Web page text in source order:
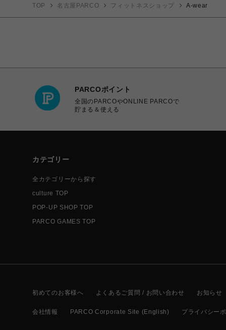
TOP 名古屋PARCO フィットネスショップ A-wear
PARCOポイント
全国のPARCOやONLINE PARCOで
貯まる＆使える
カテゴリー
全カテゴリーから探す
culture TOP
POP-UP SHOP TOP
PARCO GAMES TOP
初めてのお客様へ よくあるご質問 / お問い合わせ お知らせ
会社情報 PARCO Corporate Site (English) プライバシー